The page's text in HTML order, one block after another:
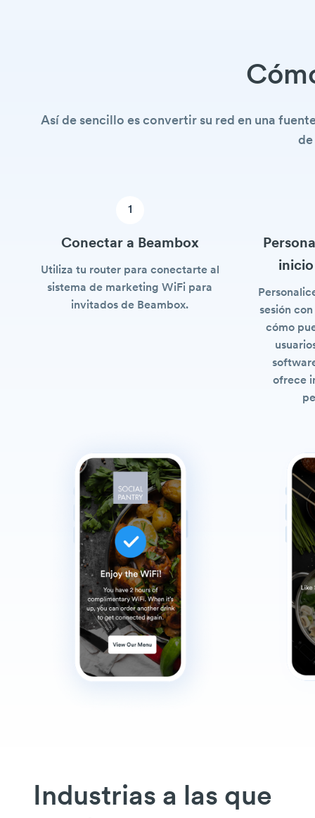
Así de sencillo es convertir su red en una
de
1
Conectar a Beambox
Utiliza tu router para conectarte al
sistema de marketing WiFi para
invitados de Beambox.
inicio
sesión
cómo
ofrece
Industrias a las que